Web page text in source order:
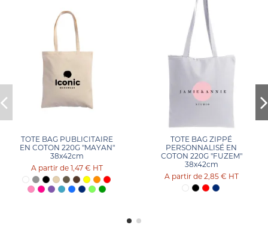
TOTE BAG PUBLICITAIRE
EN COTON 220G "MAYAN"
38x42cm
1,47 € HT
TOTE BAG ZIPPÉ
PERSONNALISÉ EN
COTON 220G "FUZEM"
38x42cm
2,85 € HT